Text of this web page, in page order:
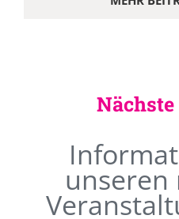
Nächste
unseren